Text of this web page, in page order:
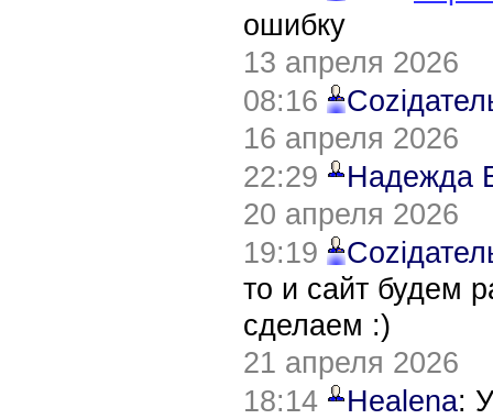
ошибку
13 апреля 2026
08:16
16 апреля 2026
22:29
Надежда
20 апреля 2026
19:19
то и сайт будем
сделаем :)
21 апреля 2026
18:14
Healena: